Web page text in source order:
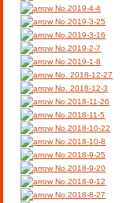
No.2019-4-4
No.2019-3-25
No.2019-3-16
No.2019-2-7
No.2019-1-8
No. 2018-12-27
No. 2018-12-3
No.2018-11-26
No.2018-11-5
No.2018-10-22
No.2018-10-8
No.2018-9-25
No.2018-9-20
No.2018-9-12
No.2018-8-27